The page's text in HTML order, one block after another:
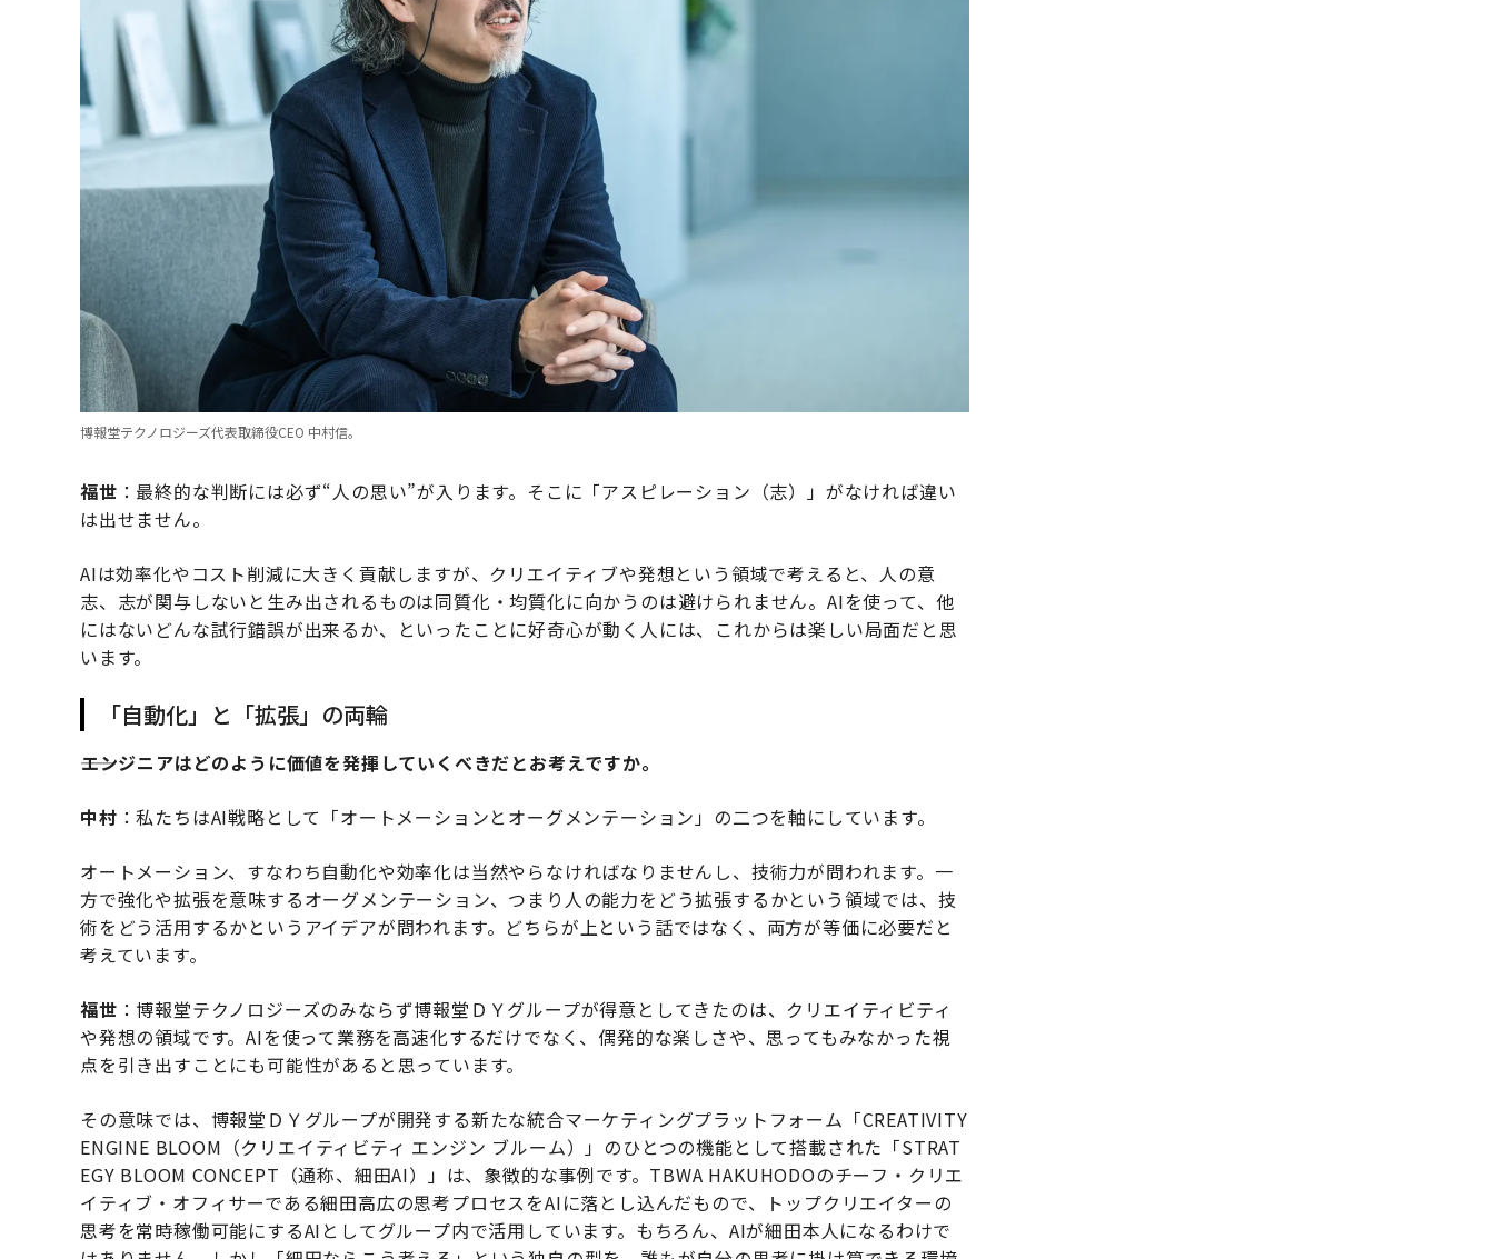
博報堂テクノロジーズ代表取締役CEO 中村信。
福世 ：最終的な判断には必ず“人の思い”が入ります。そこに「アスピレーション（志）」がなければ違い
は出せません。
AIは効率化やコスト削減に大きく貢献しますが、クリエイティブや発想という領域で考えると、人の意
志、志が関与しないと生み出されるものは同質化・均質化に向かうのは避けられません。AIを使って、他
にはないどんな試行錯誤が出来るか、といったことに好奇心が動く人には、これからは楽しい局面だと思
います。
「自動化」と「拡張」の両輪
――エンジニアはどのように価値を発揮していくべきだとお考えですか。
中村 ：私たちはAI戦略として「オートメーションとオーグメンテーション」の二つを軸にしています。
オートメーション、すなわち自動化や効率化は当然やらなければなりませんし、技術力が問われます。一
方で強化や拡張を意味するオーグメンテーション、つまり人の能力をどう拡張するかという領域では、技
術をどう活用するかというアイデアが問われます。どちらが上という話ではなく、両方が等価に必要だと
考えています。
福世 ：博報堂テクノロジーズのみならず博報堂ＤＹグループが得意としてきたのは、クリエイティビティ
や発想の領域です。AIを使って業務を高速化するだけでなく、偶発的な楽しさや、思ってもみなかった視
点を引き出すことにも可能性があると思っています。
その意味では、博報堂ＤＹグループが開発する新たな統合マーケティングプラットフォーム「CREATIVITY
ENGINE BLOOM（クリエイティビティ エンジン ブルーム）」のひとつの機能として搭載された「STRAT
EGY BLOOM CONCEPT（通称、細田AI）」は、象徴的な事例です。TBWA HAKUHODOのチーフ・クリエ
イティブ・オフィサーである細田高広の思考プロセスをAIに落とし込んだもので、トップクリエイターの
思考を常時稼働可能にするAIとしてグループ内で活用しています。もちろん、AIが細田本人になるわけで